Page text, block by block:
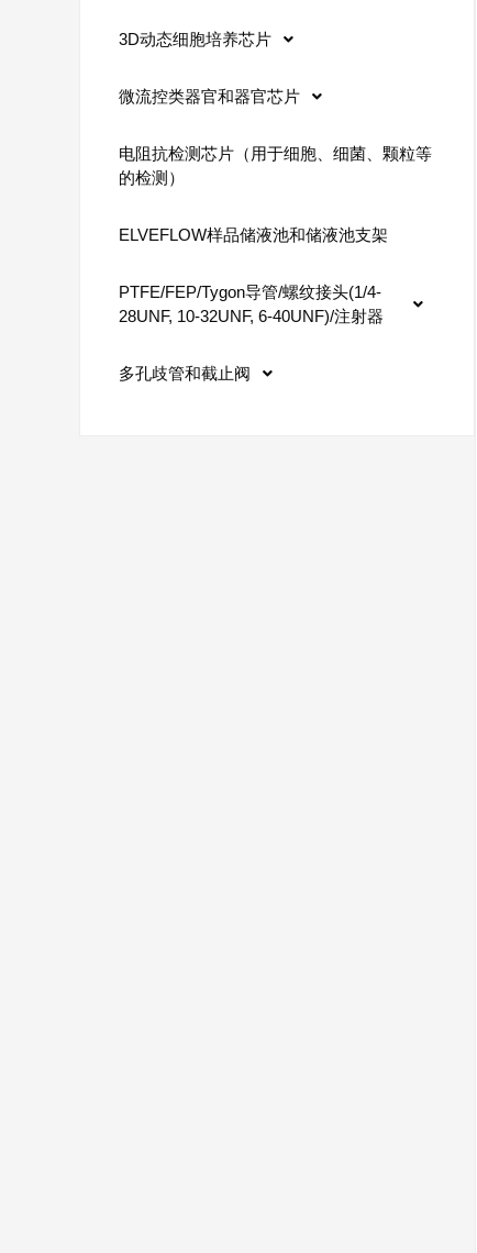
3D动态细胞培养芯片
微流控类器官和器官芯片
电阻抗检测芯片（用于细胞、细菌、颗粒等
的检测）
ELVEFLOW样品储液池和储液池支架
PTFE/FEP/Tygon导管/螺纹接头(1/4-
28UNF, 10-32UNF, 6-40UNF)/注射器
多孔歧管和截止阀